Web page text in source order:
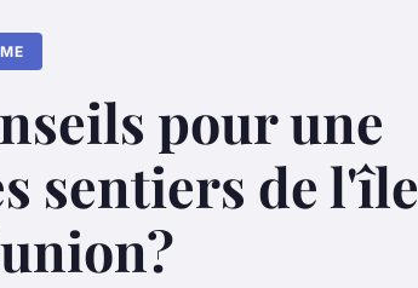
pour une
sentiers de l'île